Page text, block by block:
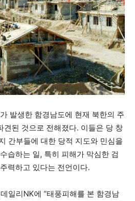
발생한 함경남도에 현재 북한의 주
견된 것으로 전해졌다. 이들은 당 창
간부들에 대한 당적 지도와 민심을
습하는 일, 특히 피해가 막심한 검
력하고 있다는 전언이다.
일리NK에 “태풍피해를 본 함경남